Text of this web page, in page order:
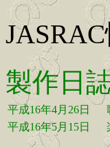
製作日
平成16年4月26日
平成16年5月15日